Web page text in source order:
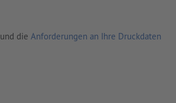
und die Anforderungen an Ihre Druckdaten